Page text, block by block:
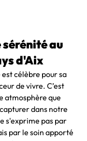
sérénité au
d'Aix
célèbre pour sa
de vivre. C’est
atmosphère que
dans notre
s'exprime pas par
par le soin apporté